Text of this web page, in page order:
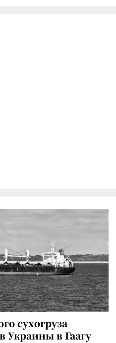
сухогруза
Украины в Гаагу